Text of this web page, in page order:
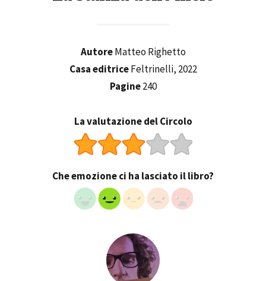
AutoreMatteo Righetto
Casa editriceFeltrinelli, 2022
Pagine240
La valutazione del Circolo
Che emozione ci ha lasciato il libro?